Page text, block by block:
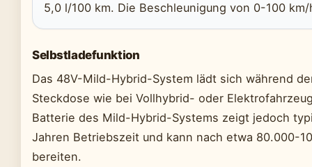
5,0 l/100 km. Die Beschleunigung von 0-100
Selbstladefunktion
Das 48V-Mild-Hybrid-System lädt sich während
Steckdose wie bei Vollhybrid- oder
Batterie des Mild-Hybrid-Systems zeigt jedoch
Jahren Betriebszeit und kann nach etwa 80.000-
bereiten.